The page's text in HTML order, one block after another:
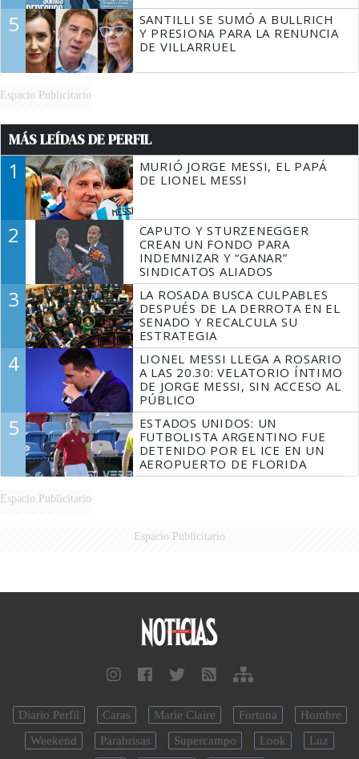
5
SANTILLI SE SUMÓ A BULLRICH
Y PRESIONA PARA LA RENUNCIA
DE VILLARRUEL
Espacio Publicitario
MÁS LEÍDAS DE PERFIL
1
MURIÓ JORGE MESSI, EL PAPÁ
DE LIONEL MESSI
2
CAPUTO Y STURZENEGGER
CREAN UN FONDO PARA
INDEMNIZAR Y “GANAR”
SINDICATOS ALIADOS
3
LA ROSADA BUSCA CULPABLES
DESPUÉS DE LA DERROTA EN EL
SENADO Y RECALCULA SU
ESTRATEGIA
4
LIONEL MESSI LLEGA A ROSARIO
A LAS 20.30: VELATORIO ÍNTIMO
DE JORGE MESSI, SIN ACCESO AL
PÚBLICO
5
ESTADOS UNIDOS: UN
FUTBOLISTA ARGENTINO FUE
DETENIDO POR EL ICE EN UN
AEROPUERTO DE FLORIDA
Espacio Publicitario
Espacio Publicitario
Diario Perfil Caras Marie Claire Fortuna
Hombre
Weekend
Parabrisas Supercampo Look Luz